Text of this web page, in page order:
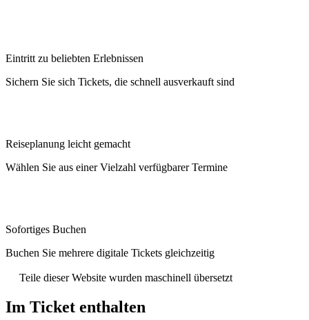
Eintritt zu beliebten Erlebnissen
Sichern Sie sich Tickets, die schnell ausverkauft sind
Reiseplanung leicht gemacht
Wählen Sie aus einer Vielzahl verfügbarer Termine
Sofortiges Buchen
Buchen Sie mehrere digitale Tickets gleichzeitig
Teile dieser Website wurden maschinell übersetzt
Im Ticket enthalten